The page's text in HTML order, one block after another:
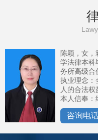
陈颖，女
学法律本科
务所高级合
执业理念：
人的合法权
本人信奉：
咨询电